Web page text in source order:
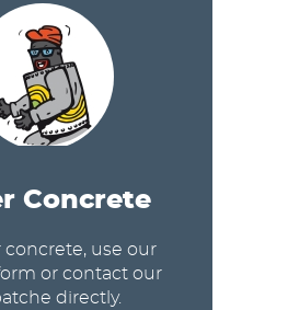
Concrete
concrete, use our
or contact our
directly.